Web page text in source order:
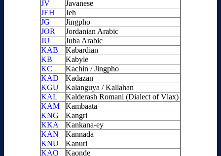
JV
Javanese
JEH
Jeh
JG
Jingpho
JOR
Jordanian Arabic
JU
Juba Arabic
KAB
Kabardian
KB
Kabyle
KC
Kachin / Jingpho
KAD
Kadazan
KGU
Kalanguya / Kallahan
KAL
Kalderash Romani (Dialect of Vlax)
KAM
Kambaata
KNG
Kangri
KKA
Kankana-ey
KAN
Kannada
KNU
Kanuri
KAO
Kaonde